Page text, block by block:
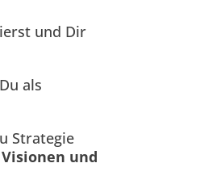
und Dir
als
Strategie
und